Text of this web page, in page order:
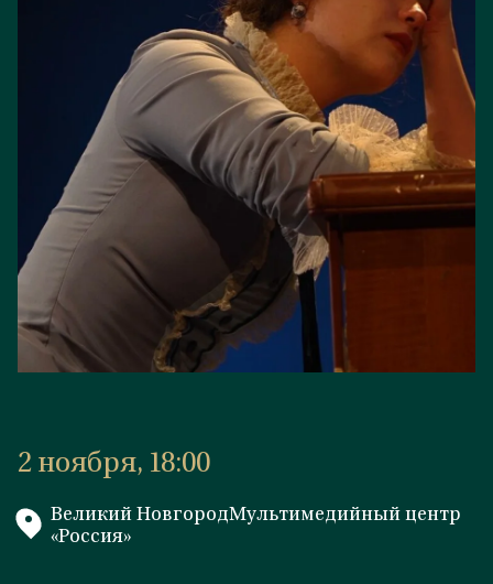
2 ноября, 18:00
Великий НовгородМультимедийный центр
«Россия»